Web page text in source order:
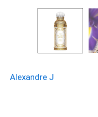
Alexandre J